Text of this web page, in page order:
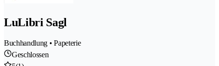
LuLibri Sagl
Buchhandlung • Papeterie
Geschlossen